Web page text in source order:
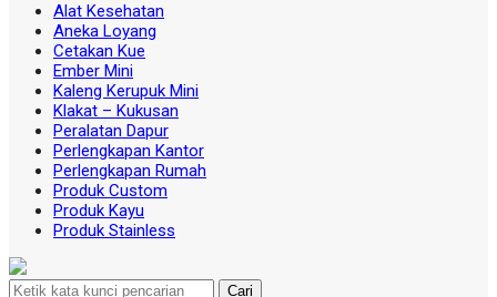
Alat Kesehatan
Aneka Loyang
Cetakan Kue
Ember Mini
Kaleng Kerupuk Mini
Klakat – Kukusan
Peralatan Dapur
Perlengkapan Kantor
Perlengkapan Rumah
Produk Custom
Produk Kayu
Produk Stainless
Cari